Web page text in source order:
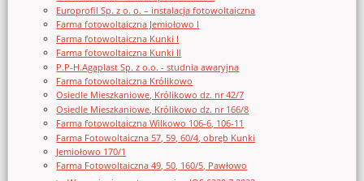
Europrofil Sp. z o. o. – instalacja fotowoltaiczna
Farma fotowoltaiczna Jemiołowo I
Farma fotowoltaiczna Kunki I
Farma fotowoltaiczna Kunki II
P.P-H.Agaplast Sp. z o.o. - studnia awaryjna
Farma fotowoltaiczna Królikowo
Osiedle Mieszkaniowe, Królikowo dz. nr 42/7
Osiedle Mieszkaniowe, Królikowo dz. nr 166/8
Farma fotowoltaiczna Wilkowo 106-6, 106-11
Farma Fotowoltaiczna 57, 59, 60/4, obręb Kunki
Jemiołowo 170/1
Farma Fotowoltaiczna 49, 50, 160/5, Pawłowo